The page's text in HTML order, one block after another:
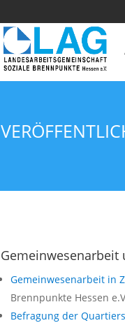
Gemeinwesenarbeit in
Brennpunkte Hessen
Befragung der